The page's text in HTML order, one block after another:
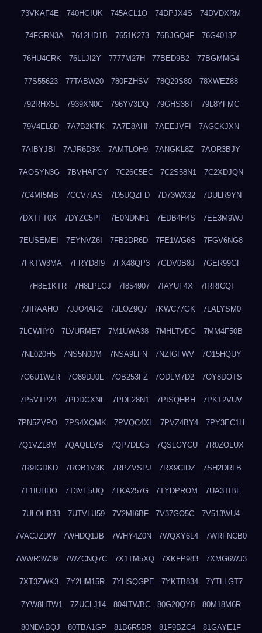
73VKAF4E 740HGIUK 745ACL1O 74DPJX4S 74DVDXRM
74FGRN3A 7612HD1B 7651K273 76BJGQ4F 76G4013Z
76HU4CRK 76LLJI2Y 7777M27H 77BED9B2 77BGMMG4
77S55623 77TABW20 780FZHSV 78Q29S80 78XWEZ88
792RHX5L 7939XN0C 796YV3DQ 79GHS38T 79L8YFMC
79V4EL6D 7A7B2KTK 7A7E8AHI 7AEEJVFI 7AGCKJXN
7AIBYJBI 7AJR6D3X 7AMTLOH9 7ANGKL8Z 7AOR3BJY
7AOSYN3G 7BVHAFGY 7C26C5EC 7C2S58N1 7C2XDJQN
7C4MI5MB 7CCV7IAS 7D5UQZFD 7D73WX32 7DULR9YN
7DXTFT0X 7DYZC5PF 7E0NDNH1 7EDB4H4S 7EE3M9WJ
7EUSEMEI 7EYNVZ6I 7FB2DR6D 7FE1WG6S 7FGV6NG8
7FKTW3MA 7FRYD8I9 7FX48QP3 7GDV0B8J 7GER99GF
7H8E1KTR 7H8LPLGJ 7I854907 7IAYUF4X 7IRRICQI
7JIRAAHO 7JJO4AR2 7JLOZ9Q7 7KWC77GK 7LALYSM0
7LCWIIY0 7LVURME7 7M1UWA38 7MHLTVDG 7MM4F50B
7NL020H5 7NS5N00M 7NSA9LFN 7NZIGFWV 7O15HQUY
7O6U1WZR 7O89DJ0L 7OB253FZ 7ODLM7D2 7OY8DOTS
7P5VTP24 7PDDGXNL 7PDF28N1 7PISQHBH 7PKT2VUV
7PN5ZVPO 7PS4XQMK 7PVQC4XL 7PVZ4BY4 7PY3EC1H
7Q1VZL8M 7QAQLLVB 7QP7DLC5 7QSLGYCU 7R0ZOLUX
7R9IGDKD 7ROB1V3K 7RPZVSPJ 7RX9CIDZ 7SH2DRLB
7T1IUHHO 7T3VE5UQ 7TKA257G 7TYDPROM 7UA3TIBE
7ULOHB33 7UTVLU59 7V2MI6BF 7V37GO5C 7V513WU4
7VACJZDW 7WHDQ1JB 7WHY4Z0N 7WQXY6L4 7WRFNCB0
7WWR3W39 7WZCNQ7C 7X1TM5XQ 7XKFP983 7XMG6WJ3
7XT3ZWK3 7Y2HM15R 7YHSQGPE 7YKTB834 7YTLLGT7
7YW8HTW1 7ZUCLJ14 804ITWBC 80G20QY8 80M18M6R
80NDABQJ 80TBA1GP 81B6R5DR 81F9BZC4 81GAYE1F